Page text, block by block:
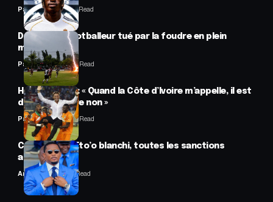
Panafrofoot1 Min Read
Drame : un footballeur tué par la foudre en plein
match
Panafrofoot2 Min Read
Hervé Renard : « Quand la Côte d’Ivoire m’appelle, il est
difficile de dire non »
Panafrofoot2 Min Read
CAF : Samuel Eto’o blanchi, toutes les sanctions
annulées
Anselme AVI2 Min Read